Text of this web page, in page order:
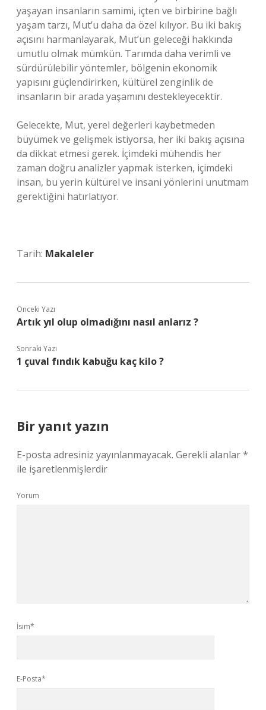
yaşayan insanların samimi, içten ve birbirine bağlı
yaşam tarzı, Mut’u daha da özel kılıyor. Bu iki bakış
açısını harmanlayarak, Mut’un geleceği hakkında
umutlu olmak mümkün. Tarımda daha verimli ve
sürdürülebilir yöntemler, bölgenin ekonomik
yapısını güçlendirirken, kültürel zenginlik de
insanların bir arada yaşamını destekleyecektir.
Gelecekte, Mut, yerel değerleri kaybetmeden
büyümek ve gelişmek istiyorsa, her iki bakış açısına
da dikkat etmesi gerek. İçimdeki mühendis her
zaman doğru analizler yapmak isterken, içimdeki
insan, bu yerin kültürel ve insani yönlerini unutmam
gerektiğini hatırlatıyor.
Tarih: Makaleler
Önceki Yazı
Artık yıl olup olmadığını nasıl anlarız ?
Sonraki Yazı
1 çuval fındık kabuğu kaç kilo ?
Bir yanıt yazın
E-posta adresiniz yayınlanmayacak. Gerekli alanlar*
ile işaretlenmişlerdir
Yorum
İsim*
E-Posta*